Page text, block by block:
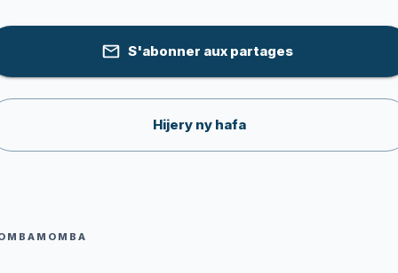
S'abonner aux partages
Hijery ny hafa